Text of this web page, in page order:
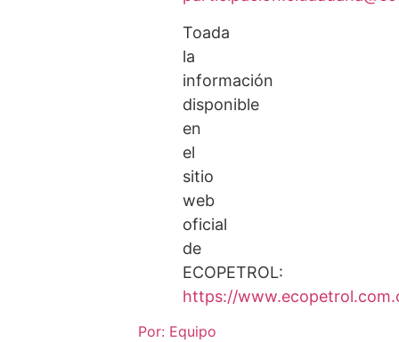
Toada
la
información
disponible
en
el
sitio
web
oficial
de
ECOPETROL:
https://
Por: Equipo